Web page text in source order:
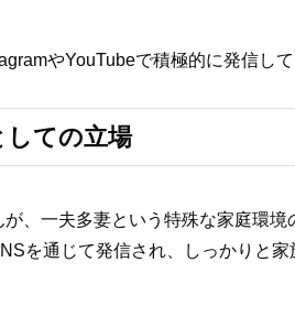
やYouTubeで積極的に発信し
しての立場
、一夫多妻という特殊な家庭環
を通じて発信され、しっかりと家